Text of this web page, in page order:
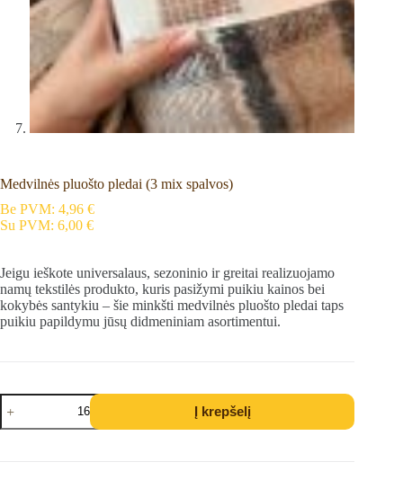
Medvilnės pluošto pledai (3 mix spalvos)
Be PVM: 4,96 €
Su PVM: 6,00 €
Jeigu ieškote universalaus, sezoninio ir greitai realizuojamo
namų tekstilės produkto, kuris pasižymi puikiu kainos bei
kokybės santykiu – šie minkšti medvilnės pluošto pledai taps
puikiu papildymu jūsų didmeniniam asortimentui.
produkto
kiekis:
Medvilnės
Į krepšelį